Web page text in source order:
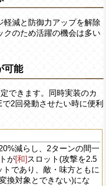
軽減と防御力アップを解除
クのため活躍の機会は多い
可能
できます。同時実装のカ
2回発動させたい時に便利
減らし、2ターンの間一
が[和] スロット(攻撃を2.5
トであり、敵・味方ともに
換対象とできない)にな